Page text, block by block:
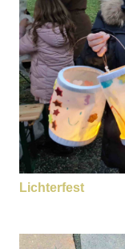
Lichterfest